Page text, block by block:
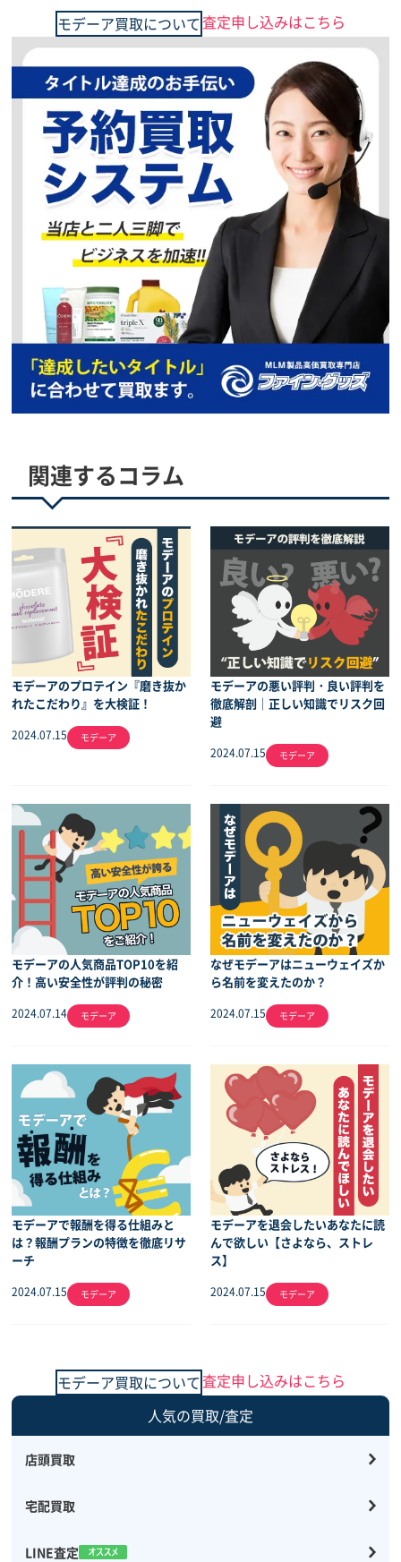
予約買取、複数点で 更に買取価格UP
見積歓迎
モデーア
オメガ3
ただいま、買取強化 キャンペーン中
予約買取、複数点で 更に買取価格UP
買取価格 見積歓迎
モデーア
ルテイン
ただいま、買取強化 キャンペーン中
予約買取、複数点で 更に買取価格UP
買取価格 急募中
モデーア
アクシス グリーンファイトブレンド
ただいま、買取強化 キャンペーン中
予約買取、複数点で
モデーア買取について査定申し込みはこちら
関連するコラム
モデーアのプロテイン『磨き抜か
れたこだわり』を大検証！
2024.07.15 モデーア
モデーアの悪い評判・良い評判を
徹底解剖｜正しい知識でリスク回
避
2024.07.15 モデーア
モデーアの人気商品TOP10を紹
介！高い安全性が評判の秘密
2024.07.14 モデーア
なぜモデーアはニューウェイズか
ら名前を変えたのか？
2024.07.15 モデーア
モデーアで報酬を得る仕組みと
は？報酬プランの特徴を徹底リサ
ーチ
2024.07.15 モデーア
モデーアを退会したいあなたに読
んで欲しい【さよなら、ストレ
ス】
2024.07.15 モデーア
モデーア買取について査定申し込みはこちら
人気の買取/査定
店頭買取
宅配買取
LINE査定